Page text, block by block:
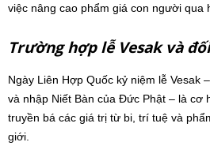
việc nâng cao phẩm giá con người qua
Trường hợp lễ Vesak và
Ngày Liên Hợp Quốc kỷ niệm lễ Vesak
và nhập Niết Bàn của Đức Phật – là cơ
truyền bá các giá trị từ bi, trí tuệ và
giới.